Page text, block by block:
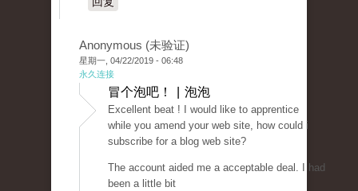
Anonymous (未验证)
星期一, 04/22/2019 - 06:48
永久连接
冒个泡吧！ | 泡泡
Excellent beat ! I would like to apprentice
while you amend your web site, how could i
subscribe for a blog web site?
The account aided me a acceptable deal. I had
been a little bit